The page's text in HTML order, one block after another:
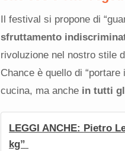
Il festival si propone di
sfruttamento
rivoluzione nel nostro stile
Chance è quello di
cucina, ma anchein tutti
LEGGI ANCHE: Pietro
kg”